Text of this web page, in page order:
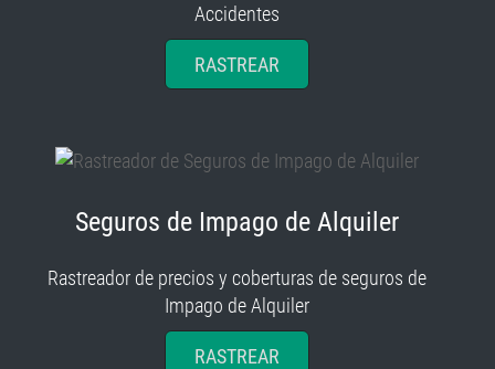
Accidentes
RASTREAR
Seguros de Impago de Alquiler
Rastreador de precios y coberturas de seguros de
Impago de Alquiler
RASTREAR